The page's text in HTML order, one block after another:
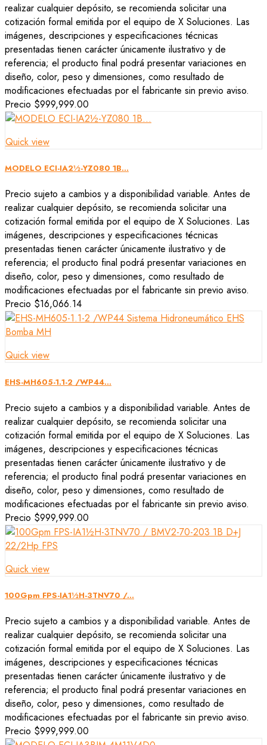
realizar cualquier depósito, se recomienda solicitar una
cotización formal emitida por el equipo de X Soluciones. Las
imágenes, descripciones y especificaciones técnicas
presentadas tienen carácter únicamente ilustrativo y de
referencia; el producto final podrá presentar variaciones en
diseño, color, peso y dimensiones, como resultado de
modificaciones efectuadas por el fabricante sin previo aviso.
Precio $999,999.00
Quick view
MODELO ECI-IA2½-YZ080 1B...
Precio sujeto a cambios y a disponibilidad variable. Antes de
realizar cualquier depósito, se recomienda solicitar una
cotización formal emitida por el equipo de X Soluciones. Las
imágenes, descripciones y especificaciones técnicas
presentadas tienen carácter únicamente ilustrativo y de
referencia; el producto final podrá presentar variaciones en
diseño, color, peso y dimensiones, como resultado de
modificaciones efectuadas por el fabricante sin previo aviso.
Precio $16,066.14
Quick view
EHS-MH605-1.1-2 /WP44...
Precio sujeto a cambios y a disponibilidad variable. Antes de
realizar cualquier depósito, se recomienda solicitar una
cotización formal emitida por el equipo de X Soluciones. Las
imágenes, descripciones y especificaciones técnicas
presentadas tienen carácter únicamente ilustrativo y de
referencia; el producto final podrá presentar variaciones en
diseño, color, peso y dimensiones, como resultado de
modificaciones efectuadas por el fabricante sin previo aviso.
Precio $999,999.00
Quick view
100Gpm FPS-IA1½H-3TNV70 /...
Precio sujeto a cambios y a disponibilidad variable. Antes de
realizar cualquier depósito, se recomienda solicitar una
cotización formal emitida por el equipo de X Soluciones. Las
imágenes, descripciones y especificaciones técnicas
presentadas tienen carácter únicamente ilustrativo y de
referencia; el producto final podrá presentar variaciones en
diseño, color, peso y dimensiones, como resultado de
modificaciones efectuadas por el fabricante sin previo aviso.
Precio $999,999.00